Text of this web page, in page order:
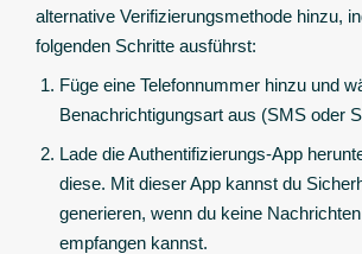
alternative Verifizierungsmethode hinzu,
folgenden Schritte ausführst:
Füge eine Telefonnummer hinzu und
Benachrichtigungsart aus (SMS oder
Lade die Authentifizierungs-App
diese. Mit dieser App kannst du
generieren, wenn du keine
empfangen kannst.